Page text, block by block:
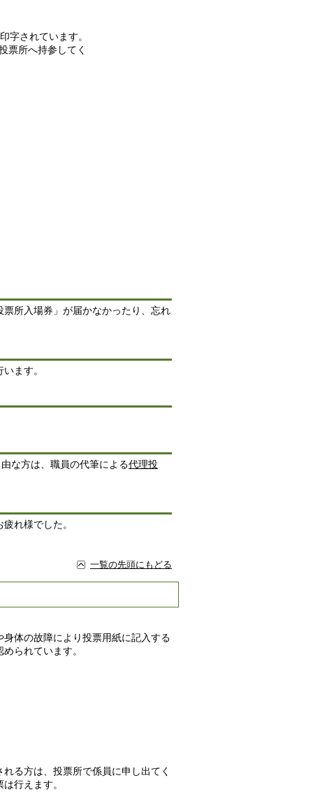
字されています。
票所へ持参してく
所入場券」が届かなかったり、忘れ
ます。
な方は、職員の代筆による代理投
れ様でした。
一覧の先頭にもどる
体の故障により投票用紙に記入する
られています。
る方は、投票所で係員に申し出てく
行えます。